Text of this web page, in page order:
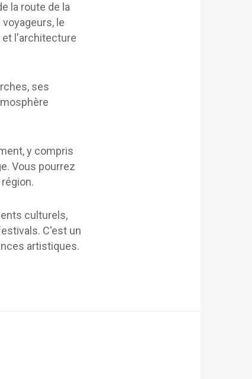
la route de la
le
et l'architecture
ses
y compris
Vous pourrez
culturels,
C'est un
artistiques.